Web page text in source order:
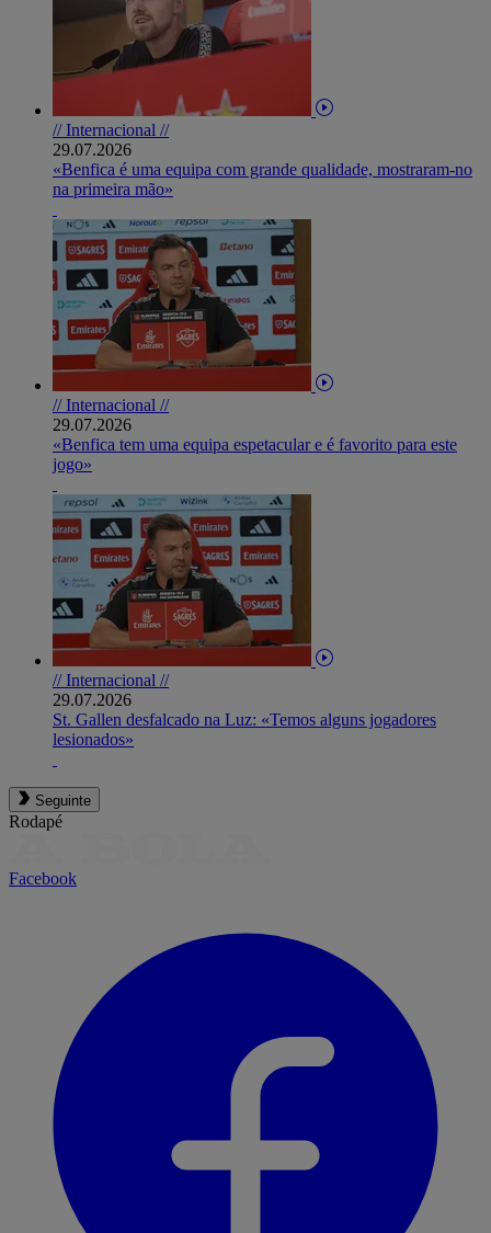
// Internacional //
29.07.2026
«Benfica é uma equipa com grande qualidade, mostraram-no
na primeira mão»
// Internacional //
29.07.2026
«Benfica tem uma equipa espetacular e é favorito para este
jogo»
// Internacional //
29.07.2026
St. Gallen desfalcado na Luz: «Temos alguns jogadores
lesionados»
Seguinte
Rodapé
Facebook